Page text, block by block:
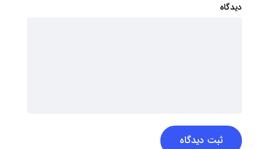
دیدگاه
ثبت دیدگاه